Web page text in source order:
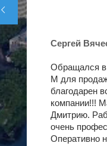

Сергей
Обращался в
М для
благодарен
компании!!!
Дмитрию.
очень
Оперативно